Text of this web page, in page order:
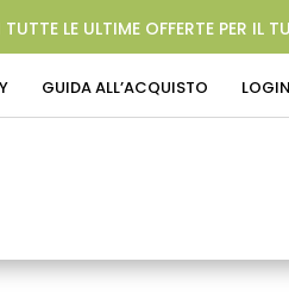
LE ULTIME OFFERTE PER IL
GUIDA ALL’ACQUISTO LOGIN